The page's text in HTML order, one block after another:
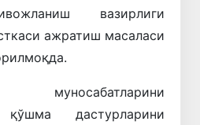
вазирлиги
ажратиш масаласи
қўшма дастурларини